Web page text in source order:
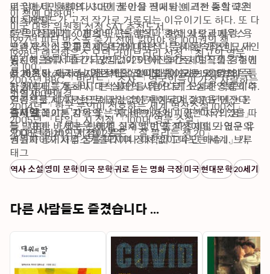
미국에서만 해마다 30만 권 이상 판매되는 고전 중의 고전
이 되었다.
5권의 장편과 160편의 단편을 남긴 「현대의 오르페우스」
프랜시스 스콧 피츠제럴드의 대표작 『위대한 개츠비』가
열린책들에서 출간되었다. 1925년에 출간된 이 작품은 주인
공 개츠비, 화자 닉, 개츠비의 라이벌 톰이라는 세 명의 독특
한 캐릭터를 통해 시대적 불안을 뛰어나게 묘사한 작품이다.
열린책들 세계문학판에서는 영문학자로서 2010년에 논문
「잭 클레이톤 감독의 「위대한 개츠비」와 "미국의 꿈"」
을 발표한 바 있는 한애경 교수의 번역, 피츠제럴드 연구의
권위자이자 사우스캐롤라이나 대학의 교수인 매슈 J. 브루
콜리의 연구를 바탕으로 한 정확한 주석이 작품 이해를 돕는
다.
로 읽는다. 환희의 시대에 불안을 직시한 예리한 통찰력은
피츠제럴드가 고전 작가로 거론되는 이유이기도 하다. 또 다
른 독자들에게 「개츠비」는 현실과 환상, 사랑과 사랑, 욕
망과 욕망이 맞물린 이 세계에 대한 다분히 통속적인 묘사인
동시에, 술과 파티가 끊임없이 이어진 피츠제럴드의 경험에
서 비롯된 지극히 자전적인 소설이다. 이 모든 오늘날의 독
자들에게 「개츠비」는 실제의 사람으로, 소설과 영화의 주
인공으로, 나 자신으로 끊임없이 재현되며 질문을 던진다.
「다만 쫓기는 자와 쫓는 자, 바쁜 자와 피곤한 자가 있을 따
름」이며, 「새로운 세계, 실체 없이 물질적이며, 가엾은 유
령들이 공기처럼 꿈을 마시며 정처 없이 떠도는 세계」가
「잿빛 환영처럼」 다가오는 이 시대에.
이 책에 대하여:
미국 대학 위원회 선정 SAT 추천도서
1997년 피터 박스올 죽기 전에 읽어야 할 1001권의 책
1998년 랜덤하우스 모던 라이브러리 선정 「최고의 영문 소
설 100」
2003년 BBC 「빅리드」 조사 「영국인들이 가장 사랑하는
소설 100편」
2004년 「한국 문인이 선호하는 세계 명작소설 100선」
2005년 『타임』지 선정 「100대 영문 소설」
2008년 하버드 서점이 뽑은 「잘 팔리는 책 20」
© 2021 Storyside/열린책들 (오디오북): 9789152157381
번역자: 한애경
출시일
오디오북: 2021년 3월 27일
태그
역사 소설영미 문학미국 문학귀로 듣는 명화 극장미국현대문학20세기
다른 사람들도 즐겼습니다 ...